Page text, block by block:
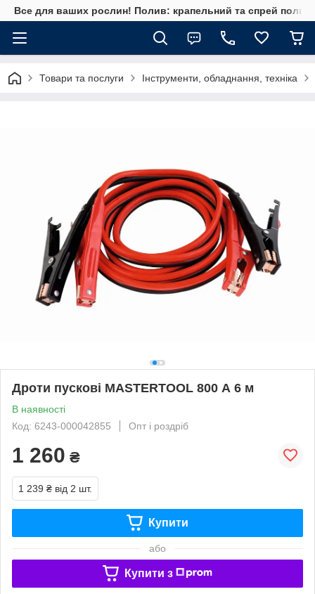
Все для ваших рослин! Полив: крапельний та спрей полив,
Товари та послуги Інструменти, обладнання, техніка
Дроти пускові MASTERTOOL 800 А 6 м
В наявності
Код: 6243-000042855
Опт і роздріб
1 260 ₴
1 239 ₴ від 2 шт.
Купити
або
Купити з